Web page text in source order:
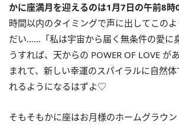
かに座満月を迎えるのは1月7日の午前8時
時間以内のタイミングで声に出してこの
だい……「私は宇宙から届く無条件の愛に
うすれば、天からの POWER OF LOVE が
まれて、新しい幸運のスパイラルに自然
れるようになるはずよ♡
そもそもかに座はお月様のホームグラウ